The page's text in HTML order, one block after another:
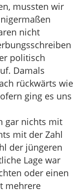
mussten wir
nicht
politisch
Damals
rückwärts wie
ging es uns
gar nichts mit
mit der Zahl
der jüngeren
Lage war
oder einen
mehrere